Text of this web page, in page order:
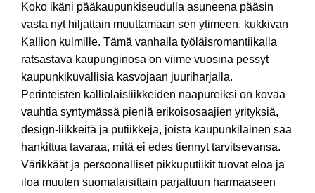
Koko ikäni pääkaupunkiseudulla asuneena pääsin
vasta nyt hiljattain muuttamaan sen ytimeen, kukkivan
Kallion kulmille. Tämä vanhalla työläisromantiikalla
ratsastava kaupunginosa on viime vuosina pessyt
kaupunkikuvallisia kasvojaan juuriharjalla.
Perinteisten kalliolaisliikkeiden naapureiksi on kovaa
vauhtia syntymässä pieniä erikoisosaajien yrityksiä,
design-liikkeitä ja putiikkeja, joista kaupunkilainen saa
hankittua tavaraa, mitä ei edes tiennyt tarvitsevansa.
Värikkäät ja persoonalliset pikkuputiikit tuovat eloa ja
iloa muuten suomalaisittain parjattuun harmaaseen